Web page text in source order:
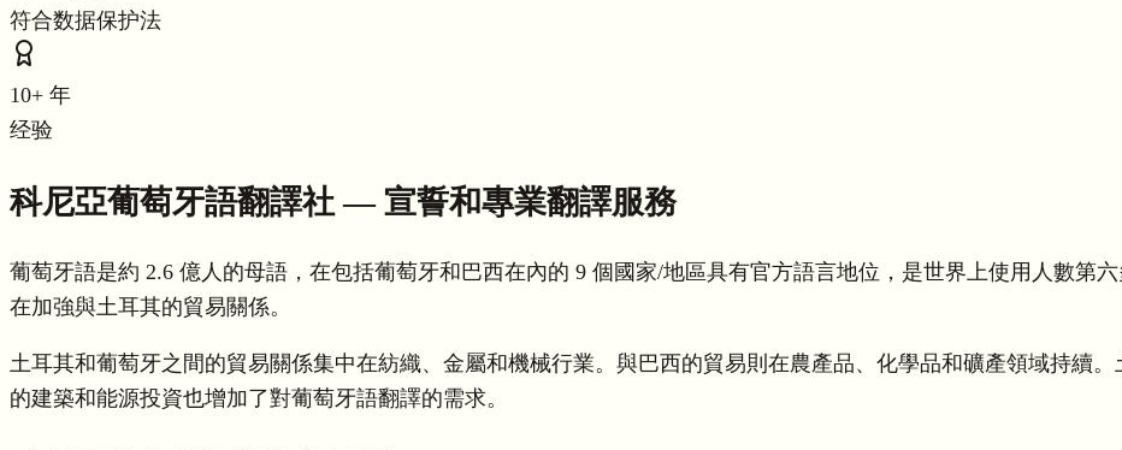
符合数据保护法
10+ 年
经验
科尼亞葡萄牙語翻譯社 — 宣誓和專業翻譯服務
葡萄牙語是約 2.6 億人的母語，在包括葡萄牙和巴西在內的 9 個國家/地區具有官方語言地位，是世界上使用人數第
在加強與土耳其的貿易關係。
土耳其和葡萄牙之間的貿易關係集中在紡織、金屬和機械行業。與巴西的貿易則在農產品、化學品和礦產領域持續
的建築和能源投資也增加了對葡萄牙語翻譯的需求。